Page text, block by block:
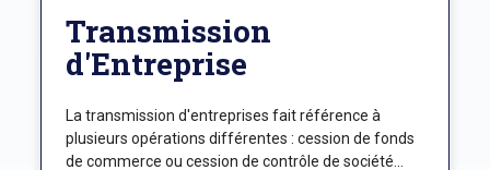
Transmission
d'Entreprise
La transmission d'entreprises fait référence à
plusieurs opérations différentes : cession de fonds
de commerce ou cession de contrôle de société...